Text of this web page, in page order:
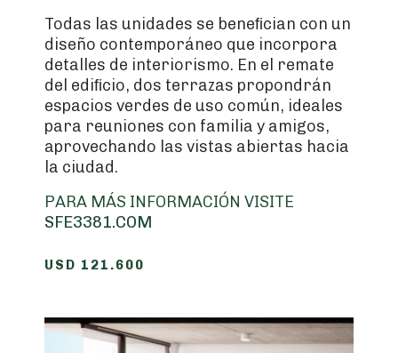
Todas las unidades se beneﬁcian con un
diseño contemporáneo que incorpora
detalles de interiorismo. En el remate
del ediﬁcio, dos terrazas propondrán
espacios verdes de uso común, ideales
para reuniones con familia y amigos,
aprovechando las vistas abiertas hacia
la ciudad.
PARA MÁS INFORMACIÓN VISITE
SFE3381.COM
USD 121.600